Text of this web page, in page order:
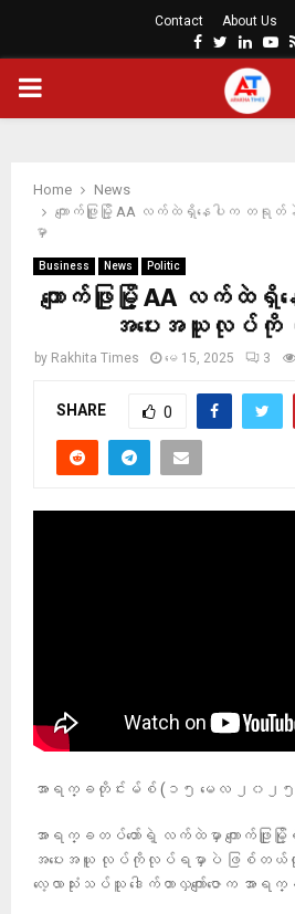
Contact About Us
Facebook
Twitter
PRIMARY
Home
News
ကျောက်ဖြူမြို့ AA လက်ထဲရှိနေပါက တ
မှာ
Business News Politic
ကျောက်ဖြူမြို့ AA လက်
အပေးအယူလုပ်ကို
by Rakhita Times မေ 15, 2025 3
SHARE 0
အာရက္ခတိုင်းမ်စ် (၁၅ မေလ ၂၀၂
အာရက္ခတပ်တော်ရဲ့ လက်ထဲမှာ ကျောက်ဖြူ
အပေးအယူ လုပ်ကိုလုပ်ရမှာပဲ ဖြစ်တယ်လို့
လေ့လာသုံးသပ်သူ ဒေါက်တာလှကျော်ဇောက အာ